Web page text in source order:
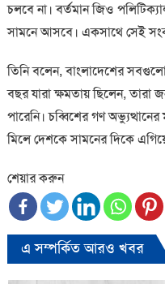
চলবে না। বর্তমান জিও
সামনে আসবে। একসাথে সেই
তিনি বলেন, বাংলাদেশের
বছর যারা ক্ষমতায় ছিলেন, তারা
পারেনি। চব্বিশের গণ
মিলে দেশকে সামনের দিকে
শেয়ার করুন
এ সম্পর্কিত আরও খবর